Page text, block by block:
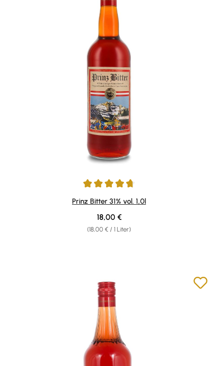
Durchschnittliche Bewertung von 4.71 von 5 Sternen
Prinz Bitter 31% vol. 1,0l
(18,00 € / 1 Liter)
Regulärer Preis:
18,00 €